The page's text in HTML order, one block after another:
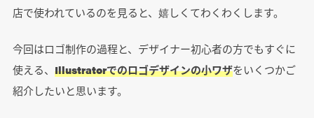
店で使われているのを見ると、嬉しくてわくわくします。
今回はロゴ制作の過程と、デザイナー初心者の方でもすぐに
使える、 Illustratorでのロゴデザインの小ワザをいくつかご
紹介したいと思います。